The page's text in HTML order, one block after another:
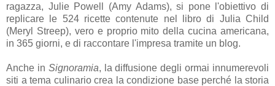
ragazza, Julie Powell (Amy Adams), si pone l'obiettivo di
replicare le 524 ricette contenute nel libro di Julia Child
(Meryl Streep), vero e proprio mito della cucina americana,
in 365 giorni, e di raccontare l'impresa tramite un blog.
Anche in Signoramia, la diffusione degli ormai innumerevoli
siti a tema culinario crea la condizione base perché la storia